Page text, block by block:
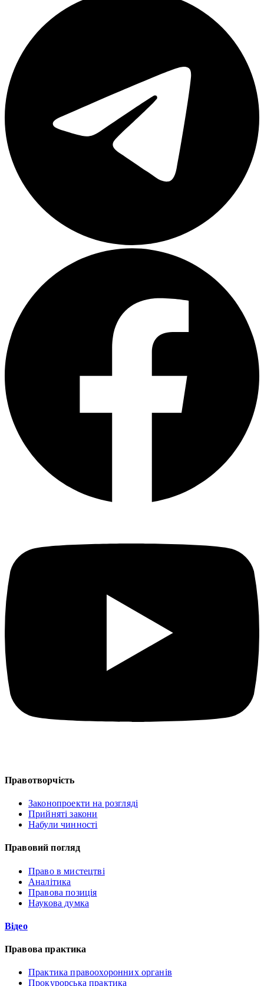
Правотворчість
Законопроекти на розгляді
Прийняті закони
Набули чинності
Правовий погляд
Право в мистецтві
Аналітика
Правова позиція
Наукова думка
Відео
Правова практика
Практика правоохоронних органів
Прокурорська практика